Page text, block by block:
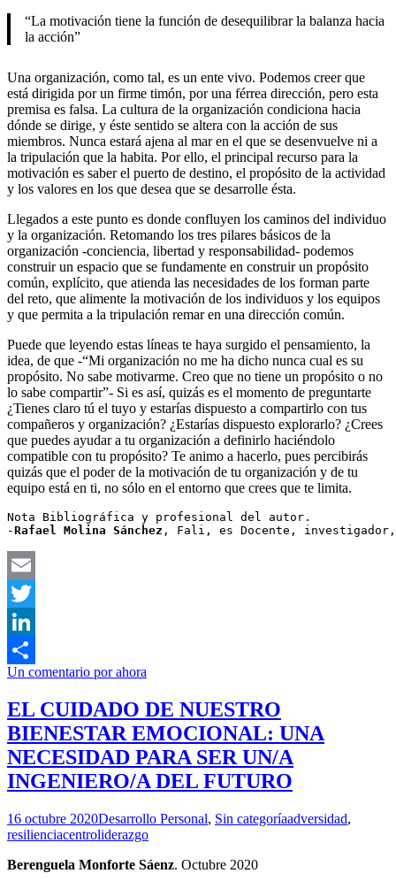
“La motivación tiene la función de desequilibrar la balanza hacia
la acción”
Una organización, como tal, es un ente vivo. Podemos creer que
está dirigida por un firme timón, por una férrea dirección, pero esta
premisa es falsa. La cultura de la organización condiciona hacia
dónde se dirige, y éste sentido se altera con la acción de sus
miembros. Nunca estará ajena al mar en el que se desenvuelve ni a
la tripulación que la habita. Por ello, el principal recurso para la
motivación es saber el puerto de destino, el propósito de la actividad
y los valores en los que desea que se desarrolle ésta.
Llegados a este punto es donde confluyen los caminos del individuo
y la organización. Retomando los tres pilares básicos de la
organización -conciencia, libertad y responsabilidad- podemos
construir un espacio que se fundamente en construir un propósito
común, explícito, que atienda las necesidades de los forman parte
del reto, que alimente la motivación de los individuos y los equipos
y que permita a la tripulación remar en una dirección común.
Puede que leyendo estas líneas te haya surgido el pensamiento, la
idea, de que -“Mi organización no me ha dicho nunca cual es su
propósito. No sabe motivarme. Creo que no tiene un propósito o no
lo sabe compartir”- Si es así, quizás es el momento de preguntarte
¿Tienes claro tú el tuyo y estarías dispuesto a compartirlo con tus
compañeros y organización? ¿Estarías dispuesto explorarlo? ¿Crees
que puedes ayudar a tu organización a definirlo haciéndolo
compatible con tu propósito? Te animo a hacerlo, pues percibirás
quizás que el poder de la motivación de tu organización y de tu
equipo está en ti, no sólo en el entorno que crees que te limita.
Nota Bibliográfica y profesional del autor.
-Rafael Molina Sánchez , Fali, es Docente,
Email
Twitter
LinkedIn
Compartir
Un comentario por ahora
EL CUIDADO DE NUESTRO
BIENESTAR EMOCIONAL: UNA
NECESIDAD PARA SER UN/A
INGENIERO/A DEL FUTURO
16 octubre 2020Desarrollo Personal, Sin categoríaadversidad,
resilienciacentroliderazgo
Berenguela Monforte Sáenz. Octubre 2020